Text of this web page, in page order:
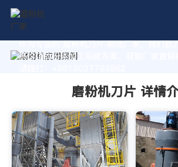
作为专业的 磨粉机刀片 制造厂家，我们致
高价值的粉体加工系统方案。获取厂家直销
磨粉机刀片 详情